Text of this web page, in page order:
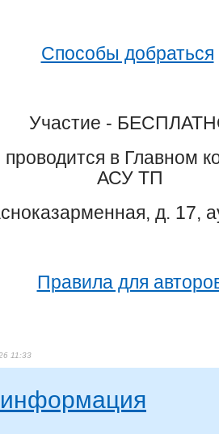
Способы до​браться​
Участие -
в Главном
АСУ ТП
д. 17,
Правила для
11:33
информация